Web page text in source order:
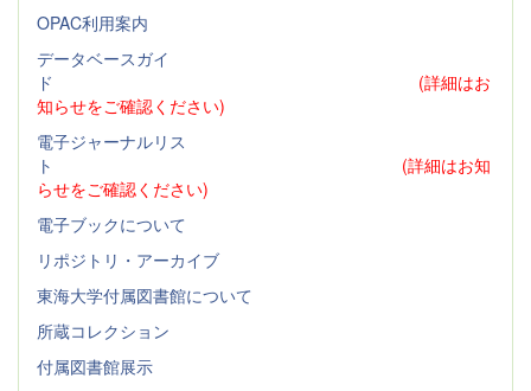
OPAC利用案内
データベースガイ
ド
(詳細はお
知らせをご確認ください)
電子ジャーナルリス
ト
(詳細はお知
らせをご確認ください)
電子ブックについて
リポジトリ・アーカイブ
東海大学付属図書館について
所蔵コレクション
付属図書館展示